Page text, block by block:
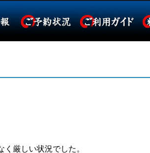
厳しい状況でした。